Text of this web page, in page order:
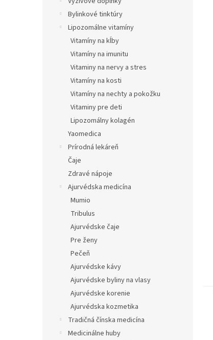
Bylinkové tinktúry
Lipozomálne vitamíny
Vitamíny na kĺby
Vitamíny na imunitu
Vitaminy na nervy a stres
Vitamíny na kosti
Vitamíny na nechty a pokožku
Vitaminy pre deti
Lipozomálny kolagén
Yaomedica
Prírodná lekáreň
Čaje
Zdravé nápoje
Ajurvédska medicína
Mumio
Tribulus
Ajurvédske čaje
Pre ženy
Pečeň
Ajurvédske kávy
Ajurvédske byliny na vlasy
Ajurvédske korenie
Ajurvédska kozmetika
Tradičná čínska medicína
Medicinálne huby